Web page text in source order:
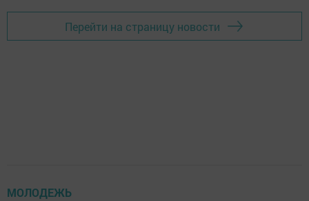
Перейти на страницу новости
МОЛОДЕЖЬ